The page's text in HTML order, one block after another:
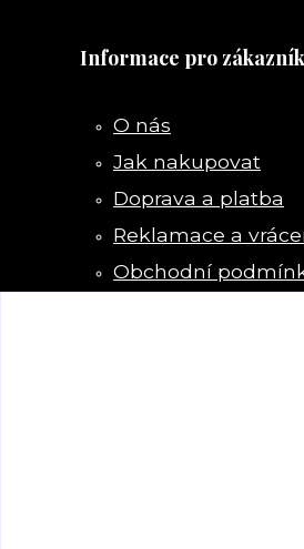
Informace pro
O nás
Jak nakupovat
Doprava a platba
Reklamace a
Obchodní